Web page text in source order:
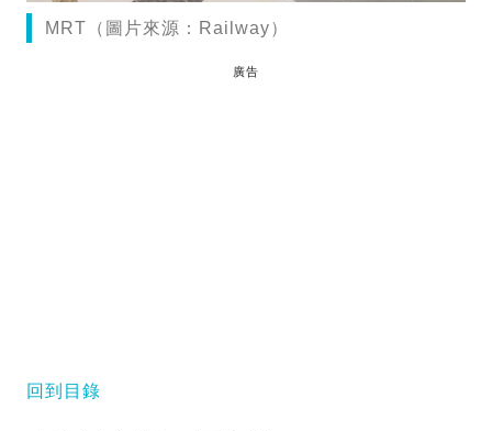
MRT（圖片來源：Railway）
廣告
回到目錄